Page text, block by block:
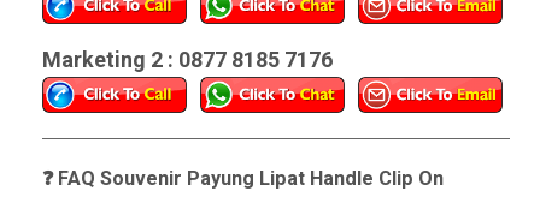
Marketing 2 : 0877 8185 7176
❓ FAQ Souvenir Payung Lipat Handle Clip On